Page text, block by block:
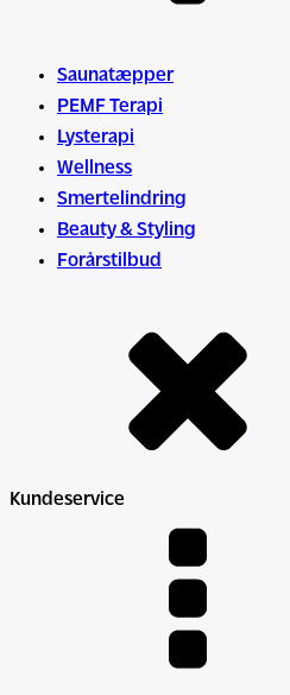
Saunatæpper
PEMF Terapi
Lysterapi
Wellness
Smertelindring
Beauty & Styling
Forårstilbud
Kundeservice